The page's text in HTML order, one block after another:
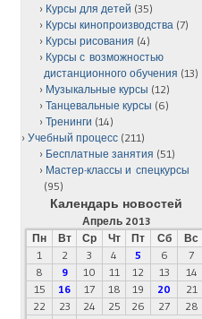
Курсы для детей (35)
Курсы кинопроизводства (7)
Курсы рисования (4)
Курсы с возможностью
дистанционного обучения (13)
Музыкальные курсы (12)
Танцевальные курсы (6)
Тренинги (14)
Учебный процесс (211)
Бесплатные занятия (51)
Мастер-классы и спецкурсы
(95)
Календарь новостей
Апрель 2013
Пн
Вт Ср Чт Пт Сб
Вс
1
2 3 4 5 6
7
8
9 10 11 12 13
14
15
16 17 18 19 20
21
22
23 24 25 26 27
28